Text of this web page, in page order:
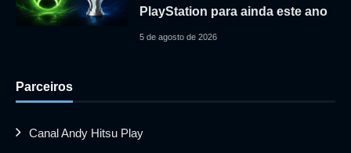
PlayStation para ainda este ano
5 de agosto de 2026
Parceiros
Canal Andy Hitsu Play